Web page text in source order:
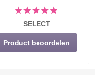
SELECT
Product beoordelen